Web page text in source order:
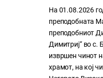
На 01.08.2026
преподобната
преподобниот
Димитриј“ во с.
извршен чинот
храмот, на кој